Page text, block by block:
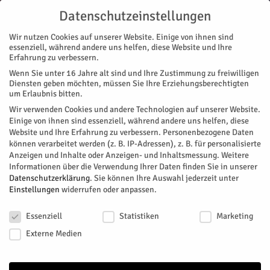
Start Stadtteile Jülich Von Gründungen und Wirksamkeit
STADTTEILE JÜLICH
Von Gründungen und Wirksamkeit
Professor Martin Keller, neuer Präsident der Helmholtz-
Gesellschaft, stattete dem Forschungstandort Jülich einen
Antrittsbesuch ab. Beim "Abstecher" ins Startup Village stand
die Frage im Mittelpunkt, wie Forschung wirksam werden
kann.
VonBritta Sylvester- 131
Datenschutzeinstellungen
Wir nutzen Cookies auf unserer Website. Einige von ihnen sind
essenziell, während andere uns helfen, diese Website und Ihre
Erfahrung zu verbessern.
Wenn Sie unter 16 Jahre alt sind und Ihre Zustimmung zu freiwilligen
Diensten geben möchten, müssen Sie Ihre Erziehungsberechtigten
um Erlaubnis bitten.
Wir verwenden Cookies und andere Technologien auf unserer Website.
Einige von ihnen sind essenziell, während andere uns helfen, diese
Website und Ihre Erfahrung zu verbessern. Personenbezogene Daten
können verarbeitet werden (z. B. IP-Adressen), z. B. für personalisierte
Anzeigen und Inhalte oder Anzeigen- und Inhaltsmessung. Weitere
Informationen über die Verwendung Ihrer Daten finden Sie in unserer
Datenschutzerklärung. Sie können Ihre Auswahl jederzeit unter
Einstellungen widerrufen oder anpassen.
Essenziell
Statistiken
Marketing
Externe Medien